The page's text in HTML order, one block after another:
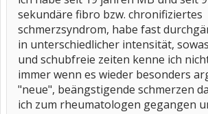
sekundäre fibro bzw. chronifiziertes
schmerzsyndrom, habe fast
in unterschiedlicher intensität,
und schubfreie zeiten kenne ich
immer wenn es wieder besonders
"neue", beängstigende schmerzen
ich zum rheumatologen gegangen